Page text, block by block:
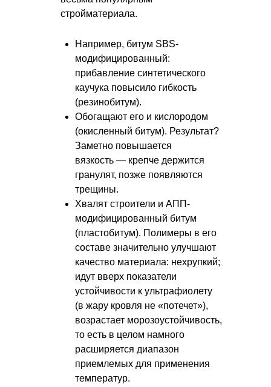
стройматериала.
Например, битум SBS-
модифицированный:
прибавление синтетического
каучука повысило гибкость
(резинобитум).
Обогащают его и кислородом
(окисленный битум). Результат?
Заметно повышается
вязкость — крепче держится
гранулят, позже появляются
трещины.
Хвалят строители и АПП-
модифицированный битум
(пластобитум). Полимеры в его
составе значительно улучшают
качество материала: нехрупкий;
идут вверх показатели
устойчивости к ультрафиолету
(в жару кровля не «потечет»),
возрастает морозоустойчивость,
то есть в целом намного
расширяется диапазон
приемлемых для применения
температур.